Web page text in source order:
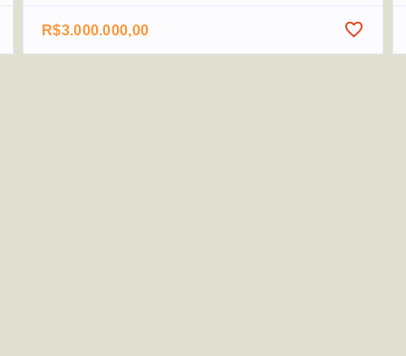
R$3.000.000,00